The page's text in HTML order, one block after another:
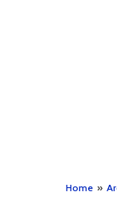
Home »